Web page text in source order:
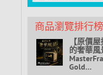
商品瀏覽排行榜
【原價
的奢華風
Gold…